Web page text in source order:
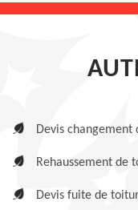
Devis changement
Rehaussement de
Devis fuite de